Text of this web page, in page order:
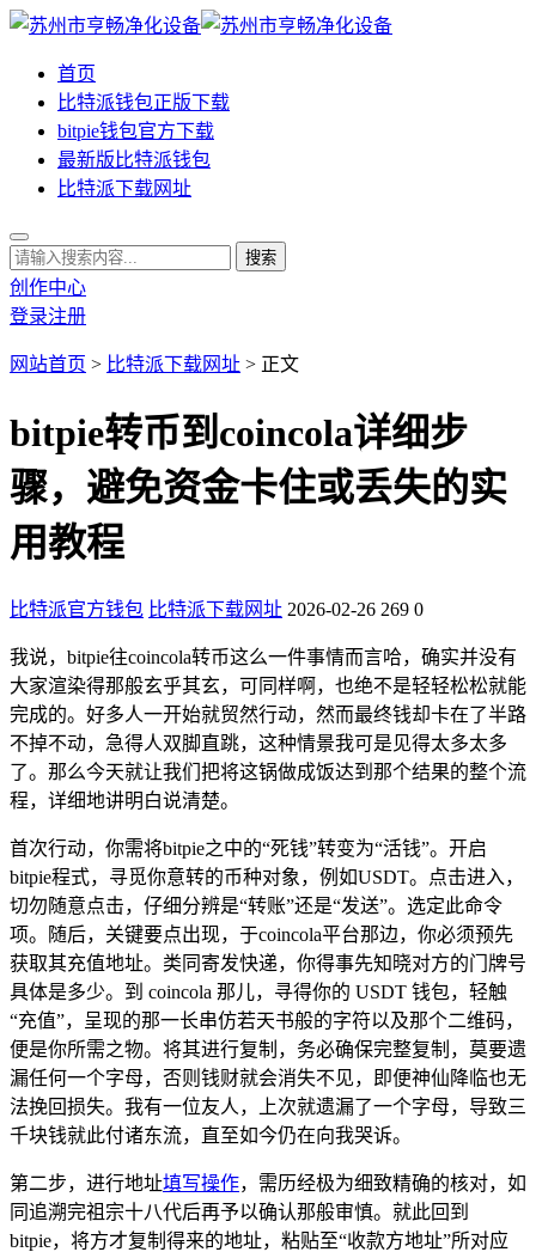
首页
比特派钱包正版下载
bitpie钱包官方下载
最新版比特派钱包
比特派下载网址
创作中心
登录注册
网站首页 > 比特派下载网址 > 正文
bitpie转币到coincola详细步
骤，避免资金卡住或丢失的实
用教程
比特派官方钱包 比特派下载网址 2026-02-26 269 0
我说，bitpie往coincola转币这么一件事情而言哈，确实并没有
大家渲染得那般玄乎其玄，可同样啊，也绝不是轻轻松松就能
完成的。好多人一开始就贸然行动，然而最终钱却卡在了半路
不掉不动，急得人双脚直跳，这种情景我可是见得太多太多
了。那么今天就让我们把将这锅做成饭达到那个结果的整个流
程，详细地讲明白说清楚。
首次行动，你需将bitpie之中的“死钱”转变为“活钱”。开启
bitpie程式，寻觅你意转的币种对象，例如USDT。点击进入，
切勿随意点击，仔细分辨是“转账”还是“发送”。选定此命令
项。随后，关键要点出现，于coincola平台那边，你必须预先
获取其充值地址。类同寄发快递，你得事先知晓对方的门牌号
具体是多少。到 coincola 那儿，寻得你的 USDT 钱包，轻触
“充值”，呈现的那一长串仿若天书般的字符以及那个二维码，
便是你所需之物。将其进行复制，务必确保完整复制，莫要遗
漏任何一个字母，否则钱财就会消失不见，即便神仙降临也无
法挽回损失。我有一位友人，上次就遗漏了一个字母，导致三
千块钱就此付诸东流，直至如今仍在向我哭诉。
第二步，进行地址填写操作，需历经极为细致精确的核对，如
同追溯完祖宗十八代后再予以确认那般审慎。就此回到
bitpie，将方才复制得来的地址，粘贴至“收款方地址”所对应